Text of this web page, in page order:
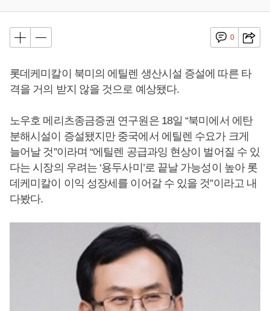
0
롯데케미칼이 북미의 에틸렌 생산시설 증설에 따른 타
격을 거의 받지 않을 것으로 예상됐다.
노우호 메리츠종금증권 연구원은 18일 “북미에서 에탄
분해시설이 증설됐지만 중국에서 에틸렌 수요가 크게
늘어날 것”이라며 “에틸렌 공급과잉 현상이 벌어질 수 있
다는 시장의 우려는 ‘용두사미’로 끝날 가능성이 높아 롯
데케미칼이 이익 성장세를 이어갈 수 있을 것”이라고 내
다봤다.